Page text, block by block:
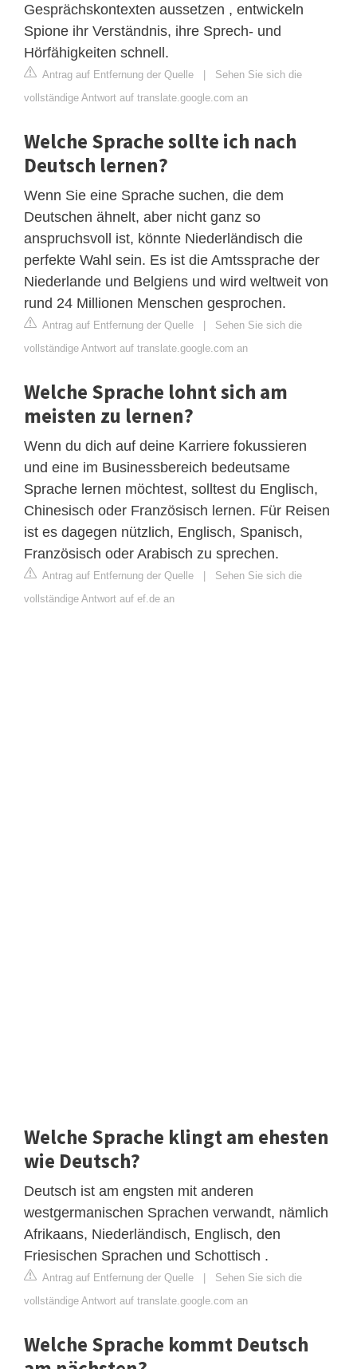
Gesprächskontexten aussetzen , entwickeln
Spione ihr Verständnis, ihre Sprech- und
Hörfähigkeiten schnell.
Antrag auf Entfernung der Quelle | Sehen Sie sich die
vollständige Antwort auf translate.google.com an
Welche Sprache sollte ich nach
Deutsch lernen?
Wenn Sie eine Sprache suchen, die dem
Deutschen ähnelt, aber nicht ganz so
anspruchsvoll ist, könnte Niederländisch die
perfekte Wahl sein. Es ist die Amtssprache der
Niederlande und Belgiens und wird weltweit von
rund 24 Millionen Menschen gesprochen.
Antrag auf Entfernung der Quelle | Sehen Sie sich die
vollständige Antwort auf translate.google.com an
Welche Sprache lohnt sich am
meisten zu lernen?
Wenn du dich auf deine Karriere fokussieren
und eine im Businessbereich bedeutsame
Sprache lernen möchtest, solltest du Englisch,
Chinesisch oder Französisch lernen. Für Reisen
ist es dagegen nützlich, Englisch, Spanisch,
Französisch oder Arabisch zu sprechen.
Antrag auf Entfernung der Quelle | Sehen Sie sich die
vollständige Antwort auf ef.de an
Welche Sprache klingt am ehesten
wie Deutsch?
Deutsch ist am engsten mit anderen
westgermanischen Sprachen verwandt, nämlich
Afrikaans, Niederländisch, Englisch, den
Friesischen Sprachen und Schottisch .
Antrag auf Entfernung der Quelle | Sehen Sie sich die
vollständige Antwort auf translate.google.com an
Welche Sprache kommt Deutsch